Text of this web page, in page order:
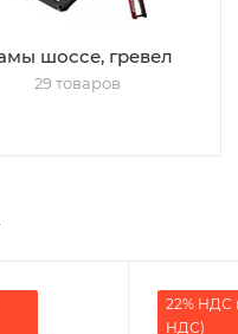
шоссе, гревел
29 товаров
22% НДС
НДС)